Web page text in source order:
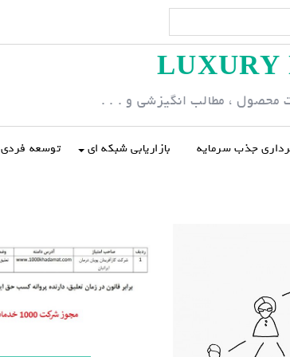
محصول ، مطالب انگیزشی و . . .
جذب سرمایه بازاریابی شبکه ای توسعه فردی